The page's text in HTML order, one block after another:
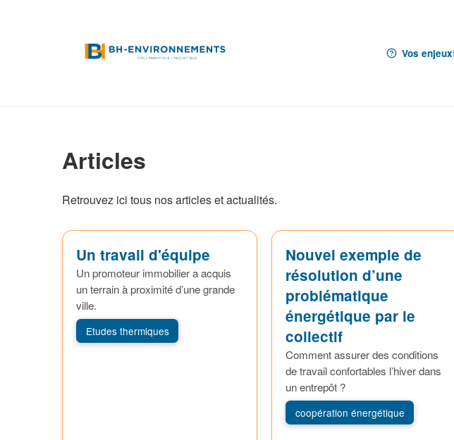
Vos enjeux
Articles
Retrouvez ici tous nos articles et actualités.
Un travail d'équipe
Un promoteur immobilier a acquis
un terrain à proximité d’une grande
ville.
Etudes thermiques
Nouvel exemple de
résolution d’une
problématique
énergétique par le
collectif
Comment assurer des conditions
de travail confortables l’hiver dans
un entrepôt ?
coopération énergétique